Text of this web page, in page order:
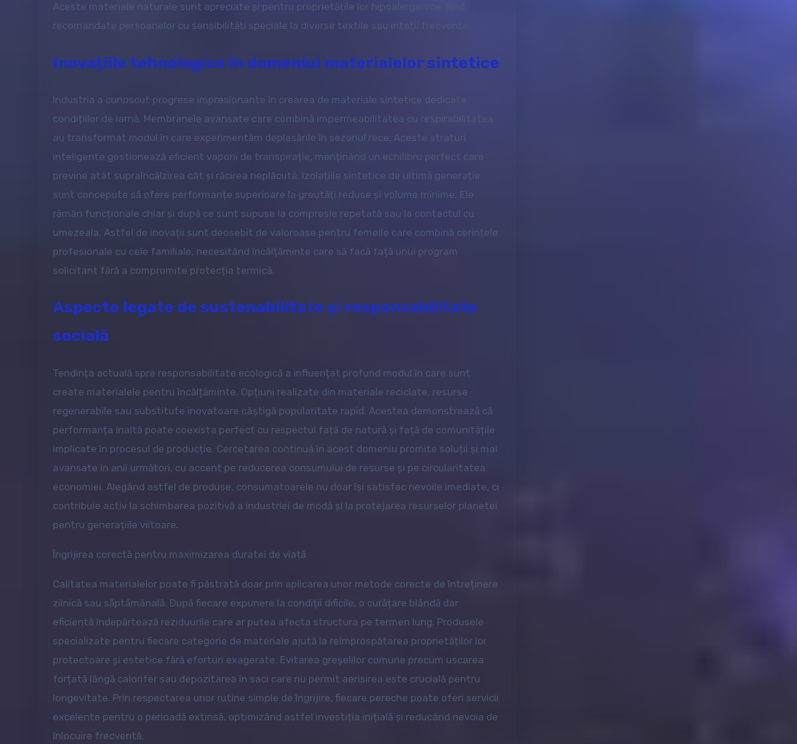
Aceste materiale naturale sunt apreciate și pentru proprietățile lor hipoalergenice, fiind
recomandate persoanelor cu sensibilități speciale la diverse textile sau iritații frecvente.
Inovațiile tehnologice în domeniul materialelor sintetice
Industria a cunoscut progrese impresionante în crearea de materiale sintetice dedicate
condițiilor de iarnă. Membranele avansate care combină impermeabilitatea cu respirabilitatea
au transformat modul în care experimentăm deplasările în sezonul rece. Aceste straturi
inteligente gestionează eficient vaporii de transpirație, menținând un echilibru perfect care
previne atât supraîncălzirea cât și răcirea neplăcută. Izolațiile sintetice de ultimă generație
sunt concepute să ofere performanțe superioare la greutăți reduse și volume minime. Ele
rămân funcționale chiar și după ce sunt supuse la compresie repetată sau la contactul cu
umezeala. Astfel de inovații sunt deosebit de valoroase pentru femeile care combină cerințele
profesionale cu cele familiale, necesitând încălțăminte care să facă față unui program
solicitant fără a compromite protecția termică.
Aspecte legate de sustenabilitate și responsabilitate
socială
Tendința actuală spre responsabilitate ecologică a influențat profund modul în care sunt
create materialele pentru încălțăminte. Opțiuni realizate din materiale reciclate, resurse
regenerabile sau substitute inovatoare câștigă popularitate rapid. Acestea demonstrează că
performanța înaltă poate coexista perfect cu respectul față de natură și față de comunitățile
implicate în procesul de producție. Cercetarea continuă în acest domeniu promite soluții și mai
avansate în anii următori, cu accent pe reducerea consumului de resurse și pe circularitatea
economiei. Alegând astfel de produse, consumatoarele nu doar își satisfac nevoile imediate, ci
contribuie activ la schimbarea pozitivă a industriei de modă și la protejarea resurselor planetei
pentru generațiile viitoare.
Îngrijirea corectă pentru maximizarea duratei de viață
Calitatea materialelor poate fi păstrată doar prin aplicarea unor metode corecte de întreținere
zilnică sau săptămânală. După fiecare expunere la condiții dificile, o curățare blândă dar
eficientă îndepărtează reziduurile care ar putea afecta structura pe termen lung. Produsele
specializate pentru fiecare categorie de materiale ajută la reîmprospătarea proprietăților lor
protectoare și estetice fără eforturi exagerate. Evitarea greșelilor comune precum uscarea
forțată lângă calorifer sau depozitarea în saci care nu permit aerisirea este crucială pentru
longevitate. Prin respectarea unor rutine simple de îngrijire, fiecare pereche poate oferi servicii
excelente pentru o perioadă extinsă, optimizând astfel investiția inițială și reducând nevoia de
înlocuire frecventă.